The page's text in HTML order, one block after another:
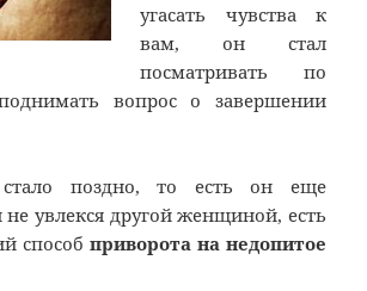
угасать чувства к
вам, он стал
посматривать по
вопрос о завершении
поздно, то есть он еще
не увлекся другой женщиной, есть
способ приворота на недопитое